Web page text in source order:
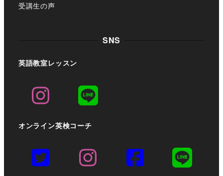
受講生の声
SNS
英語教室レッスン
オンライン英検コーチ